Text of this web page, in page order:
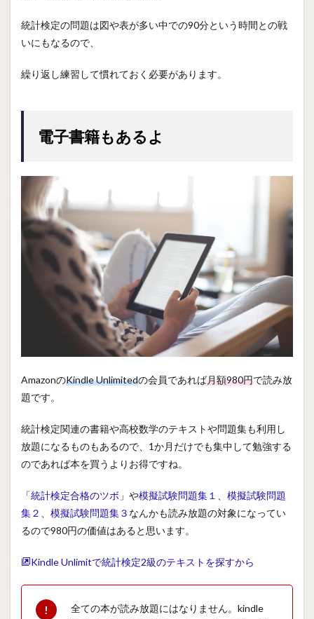
統計検定の問題は図や表が多い中での90分という時間との戦
いにもなるので、
繰り返し練習して慣れておく必要があります。
電子書籍もあるよ
AmazonのKindle Unlimitedの会員であれば月額980円で読み放
題です。
統計検定関連の書籍や高校数学のテキストや問題集も利用し
放題になるものもあるので、1か月だけでも集中して勉強する
のであれば本を買うよりお得ですね。
「統計検定合格のツボ 」や模擬試験問題集１
模擬試験問題
集２
模擬試験問題集３ なんかも読み放題の対象になってい
るので980円の価値はあると思います。
Kindle Unlimitで統計検定2級のテキストを探すから
全ての本が読み放題にはなりません。kindle